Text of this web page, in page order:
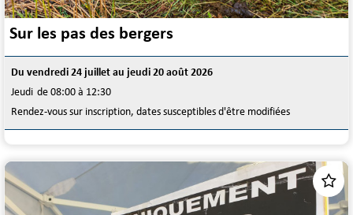
Sur les pas des bergers
Du vendredi 24 juillet au jeudi 20 août 2026
Jeudi de 08:00 à 12:30
Rendez-vous sur inscription, dates susceptibles d'être modifiées